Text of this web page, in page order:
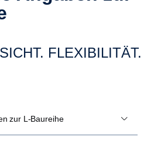
SICHT. FLEXIBILITÄT.
Technische Angaben zur L-Baureihe